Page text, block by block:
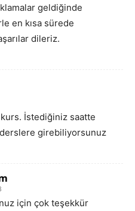
geldiğinde
en kısa sürede
dileriz.
İstediğiniz saatte
girebiliyorsunuz
için çok teşekkür